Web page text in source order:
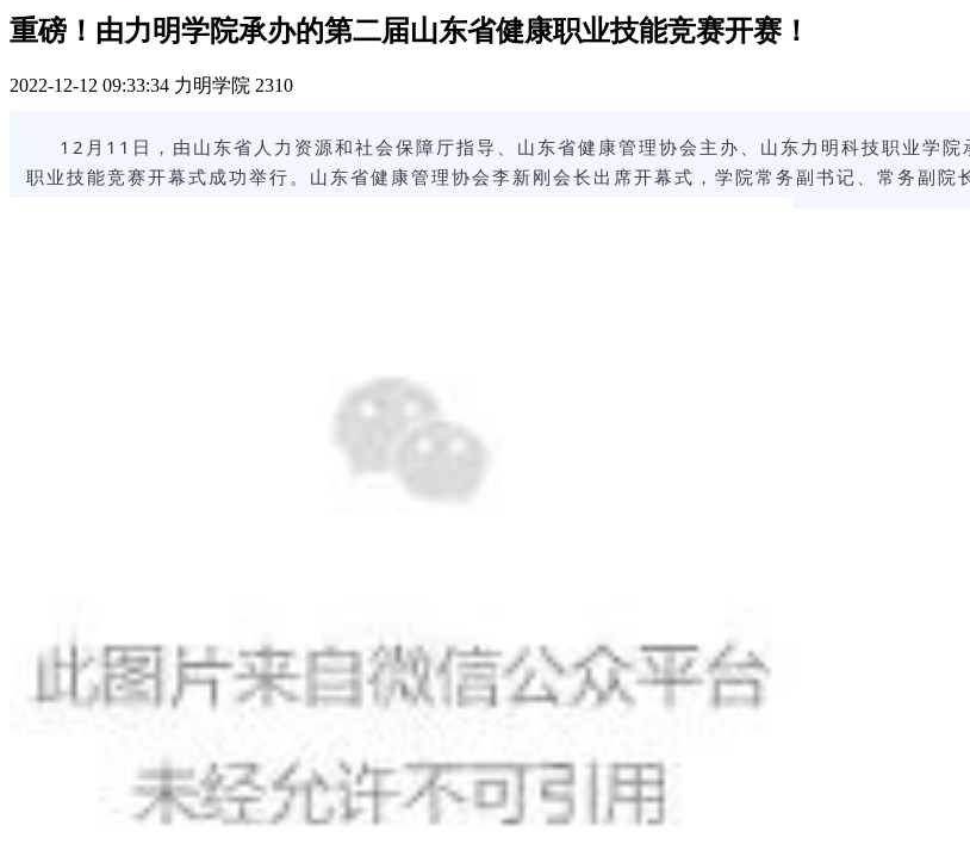
重磅！由力明学院承办的第二届山东省健康职业技能竞赛开赛！
2022-12-12 09:33:34 力明学院 2310
12月11日， 由山东省人力资源和社会保障厅指导、山东省健康管理协会主办、山东力明科技职业学
职业技能竞赛开幕式成功举行。山东省健康管理协会李新刚会长出席开幕式，学院常务副书记、常务副院